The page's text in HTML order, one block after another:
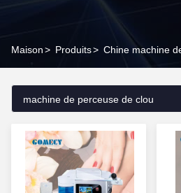
Maison> Produits> Chine machine
machine de perceuse de clou